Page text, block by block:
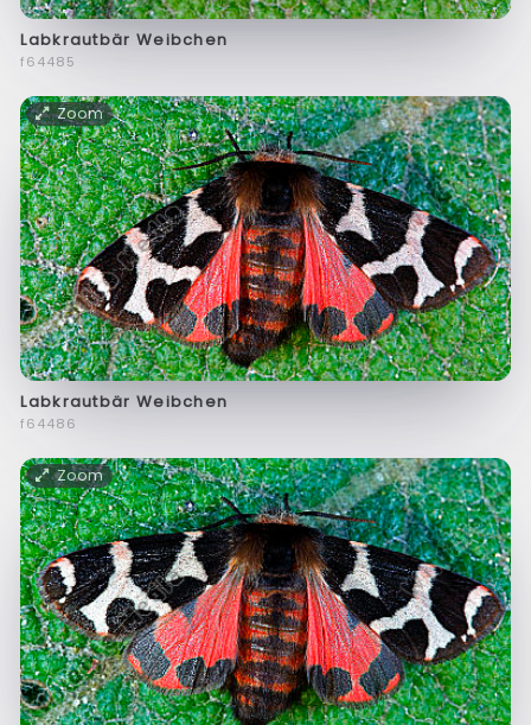
Labkrautbär Weibchen
f64485
Zoom
Labkrautbär Weibchen
f64486
Zoom